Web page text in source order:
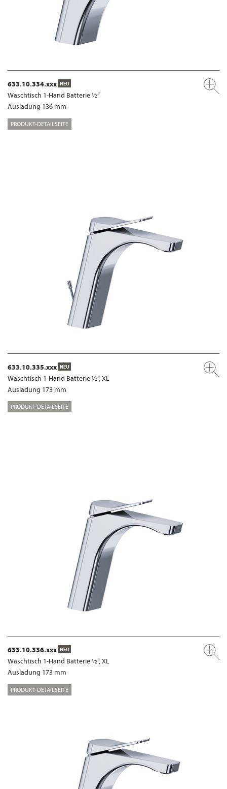
633.10.334.xxx NEU
Waschtisch 1-Hand Batterie ½“
Ausladung 136 mm
PRODUKT-DETAILSEITE
633.10.335.xxx NEU
Waschtisch 1-Hand Batterie ½“, XL
Ausladung 173 mm
PRODUKT-DETAILSEITE
633.10.336.xxx NEU
Waschtisch 1-Hand Batterie ½“, XL
Ausladung 173 mm
PRODUKT-DETAILSEITE